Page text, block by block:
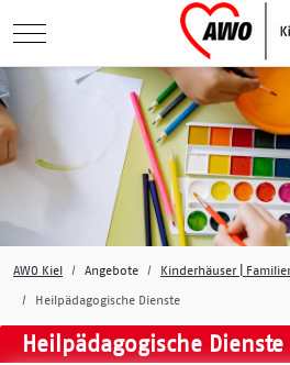
Mobile Menu Toggle
AWO Kiel Angebote Kinderhäuser |
Heilpädagogische Dienste
Heilpädagogische Dienste